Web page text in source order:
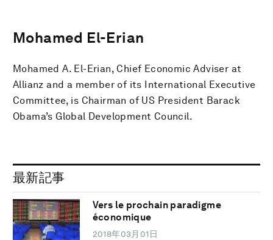
Mohamed El-Erian
Mohamed A. El-Erian, Chief Economic Adviser at
Allianz and a member of its International Executive
Committee, is Chairman of US President Barack
Obama’s Global Development Council.
最新記事
Vers le prochain paradigme
économique
2018年03月01日